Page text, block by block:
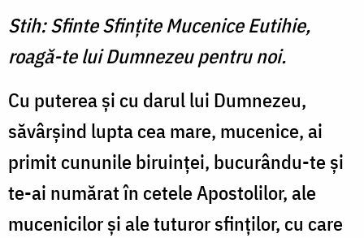
Stih: Sfinte Sfinţite Mucenice Eutihie,
roagă-te lui Dumnezeu pentru noi.
Cu puterea şi cu darul lui Dumnezeu,
săvârşind lupta cea mare, mucenice, ai
primit cununile biruinţei, bucurându-te şi
te-ai numărat în cetele Apostolilor, ale
mucenicilor şi ale tuturor sfinţilor, cu care